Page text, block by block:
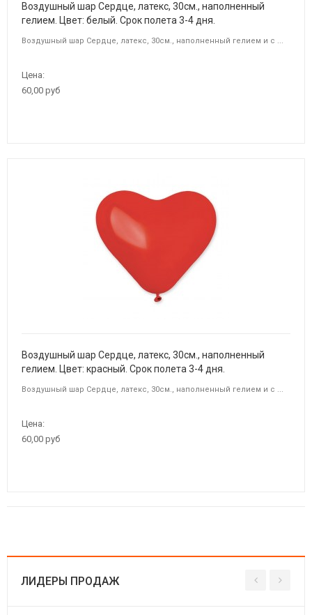
Воздушный шар Сердце, латекс, 30см., наполненный
гелием. Цвет: белый. Срок полета 3-4 дня.
Воздушный шар Сердце, латекс, 30см., наполненный гелием и с ...
Цена:
60,00 руб
Воздушный шар Сердце, латекс, 30см., наполненный
гелием. Цвет: красный. Срок полета 3-4 дня.
Воздушный шар Сердце, латекс, 30см., наполненный гелием и с ...
Цена:
60,00 руб
ЛИДЕРЫ ПРОДАЖ